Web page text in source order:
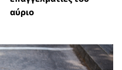
αύριο